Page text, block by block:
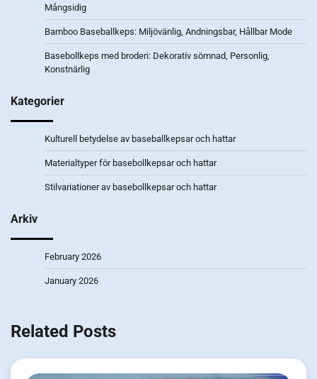
Mångsidig
Bamboo Baseballkeps: Miljövänlig, Andningsbar, Hållbar Mode
Basebollkeps med broderi: Dekorativ sömnad, Personlig,
Konstnärlig
Kategorier
Kulturell betydelse av baseballkepsar och hattar
Materialtyper för basebollkepsar och hattar
Stilvariationer av basebollkepsar och hattar
Arkiv
February 2026
January 2026
Related Posts